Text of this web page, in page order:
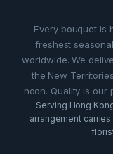
Every bouquet is
freshest
worldwide. We
the New
noon. Quality is our
Serving Hong
arrangement